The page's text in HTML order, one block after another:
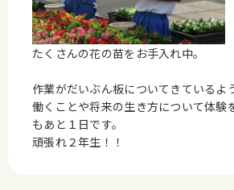
たくさんの花の苗をお手入れ中。
作業がだいぶん板についてきているよ
働くことや将来の生き方について体験
もあと１日です。
頑張れ２年生！！